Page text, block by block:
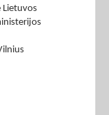
Lietuvos